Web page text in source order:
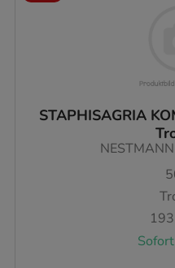
STAPHISAGRIA